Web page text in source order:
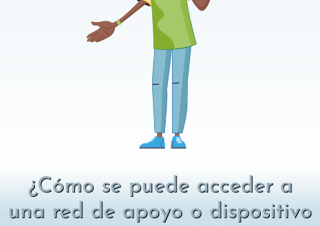
¿Cómo se puede acceder a
una red de apoyo o dispositivo